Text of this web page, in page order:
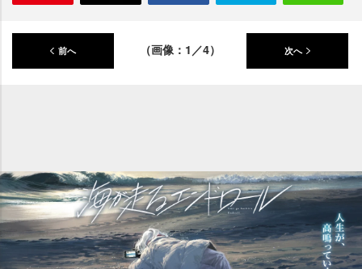
前へ （画像：1／4） 次へ